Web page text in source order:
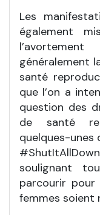
Les
également
généralement
santé
que l’on a
question des
de santé
quelques-unes
soulignant
parcourir
femmes soient